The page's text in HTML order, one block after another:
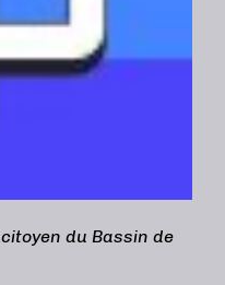
du Bassin de